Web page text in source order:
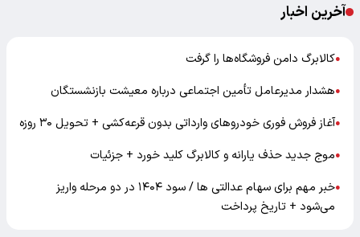
آخرین اخبار
●کالابرگ دامن فروشگاه‌ها را گرفت
●هشدار مدیرعامل تأمین اجتماعی درباره معیشت بازنشستگان
●آغاز فروش فوری خودروهای وارداتی بدون قرعه‌کشی + تحویل ۳۰ روزه
●موج جدید حذف یارانه و کالابرگ کلید خورد + جزئیات
●
خبر مهم برای سهام عدالتی ها / سود ۱۴۰۴ در دو مرحله واریز
می‌شود + تاریخ پرداخت